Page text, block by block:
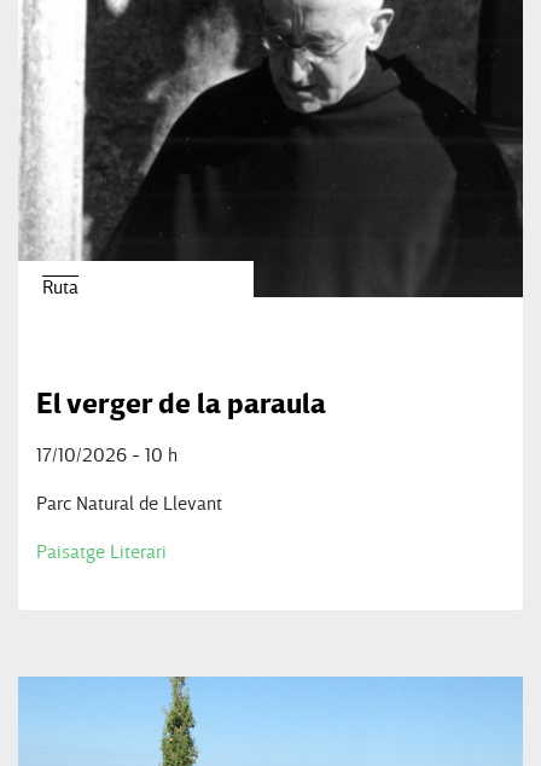
Ruta
El verger de la paraula
17/10/2026 - 10 h
Parc Natural de Llevant
Paisatge Literari